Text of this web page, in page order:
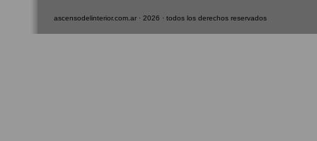
ascensodelinterior.com.ar · 2026 · todos los derechos reservados